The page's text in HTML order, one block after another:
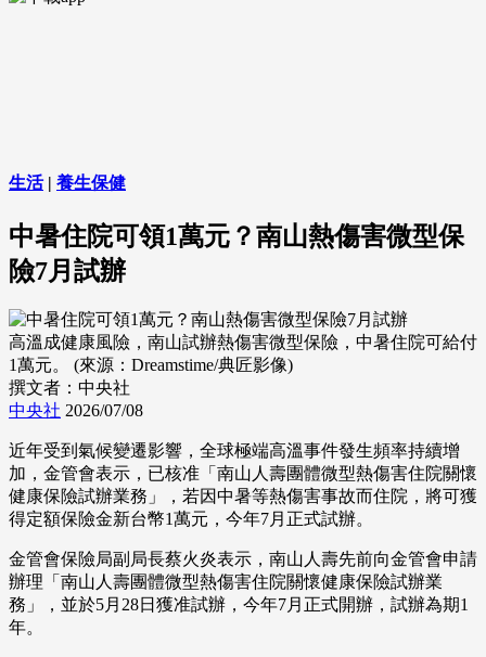
生活| 養生保健
中暑住院可領1萬元？南山熱傷害微型保
險7月試辦
高溫成健康風險，南山試辦熱傷害微型保險，中暑住院可給付
1萬元。 (來源：Dreamstime/典匠影像)
撰文者：中央社
中央社 2026/07/08
近年受到氣候變遷影響，全球極端高溫事件發生頻率持續增
加，金管會表示，已核准「南山人壽團體微型熱傷害住院關懷
健康保險試辦業務」，若因中暑等熱傷害事故而住院，將可獲
得定額保險金新台幣1萬元，今年7月正式試辦。
金管會保險局副局長蔡火炎表示，南山人壽先前向金管會申請
辦理「南山人壽團體微型熱傷害住院關懷健康保險試辦業
務」，並於5月28日獲准試辦，今年7月正式開辦，試辦為期1
年。